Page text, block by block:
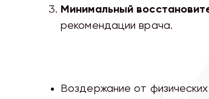
Минимальный
рекомендации врача.
Воздержание от